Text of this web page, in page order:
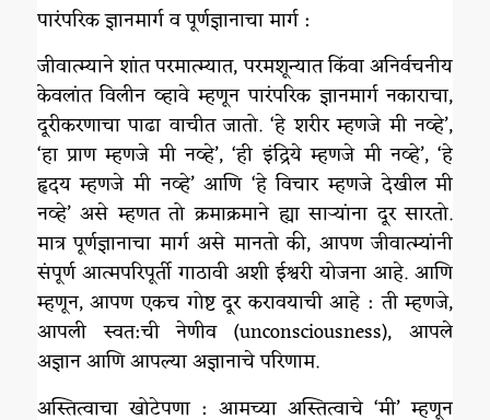
पारंपरिक ज्ञानमार्ग व पूर्णज्ञानाचा मार्ग :
जीवात्म्याने शांत परमात्म्यात, परमशून्यात किंवा अनिर्वचनीय
केवलांत विलीन व्हावे म्हणून पारंपरिक ज्ञानमार्ग नकाराचा,
दूरीकरणाचा पाढा वाचीत जातो. ‘हे शरीर म्हणजे मी नव्हे’,
‘हा प्राण म्हणजे मी नव्हे’, ‘ही इंद्रिये म्हणजे मी नव्हे’, ‘हे
हृदय म्हणजे मी नव्हे’ आणि ‘हे विचार म्हणजे देखील मी
नव्हे’ असे म्हणत तो क्रमाक्रमाने ह्या साऱ्यांना दूर सारतो.
मात्र पूर्णज्ञानाचा मार्ग असे मानतो की, आपण जीवात्म्यांनी
संपूर्ण आत्मपरिपूर्ती गाठावी अशी ईश्वरी योजना आहे. आणि
म्हणून, आपण एकच गोष्ट दूर करावयाची आहे : ती म्हणजे,
आपली स्वत:ची नेणीव (unconsciousness), आपले
अज्ञान आणि आपल्या अज्ञानाचे परिणाम.
अस्तित्वाचा खोटेपणा : आमच्या अस्तित्वाचे ‘मी’ म्हणून